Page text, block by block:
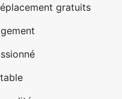
gratuits